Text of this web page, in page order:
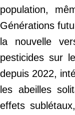
population,
Générations
la nouvelle
pesticides sur
depuis 2022,
les abeilles
effets